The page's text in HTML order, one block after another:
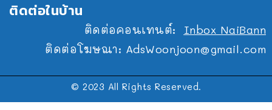
ติดต่อในบ้าน
ติดต่อคอนเทนต์: Inbox NaiBann
ติดต่อโฆษณา: AdsWoonjoon@gmail.com
© 2023 All Rights Reserved.